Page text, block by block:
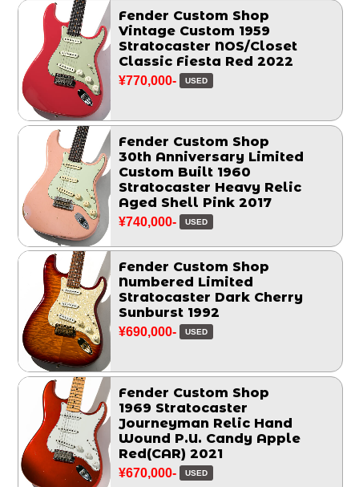
Fender Custom Shop
Vintage Custom 1959
Stratocaster NOS/Closet
Classic Fiesta Red 2022
¥770,000- USED
Fender Custom Shop
30th Anniversary Limited
Custom Built 1960
Stratocaster Heavy Relic
Aged Shell Pink 2017
¥740,000- USED
Fender Custom Shop
Numbered Limited
Stratocaster Dark Cherry
Sunburst 1992
¥690,000- USED
Fender Custom Shop
1969 Stratocaster
Journeyman Relic Hand
Wound P.U. Candy Apple
Red(CAR) 2021
¥670,000- USED